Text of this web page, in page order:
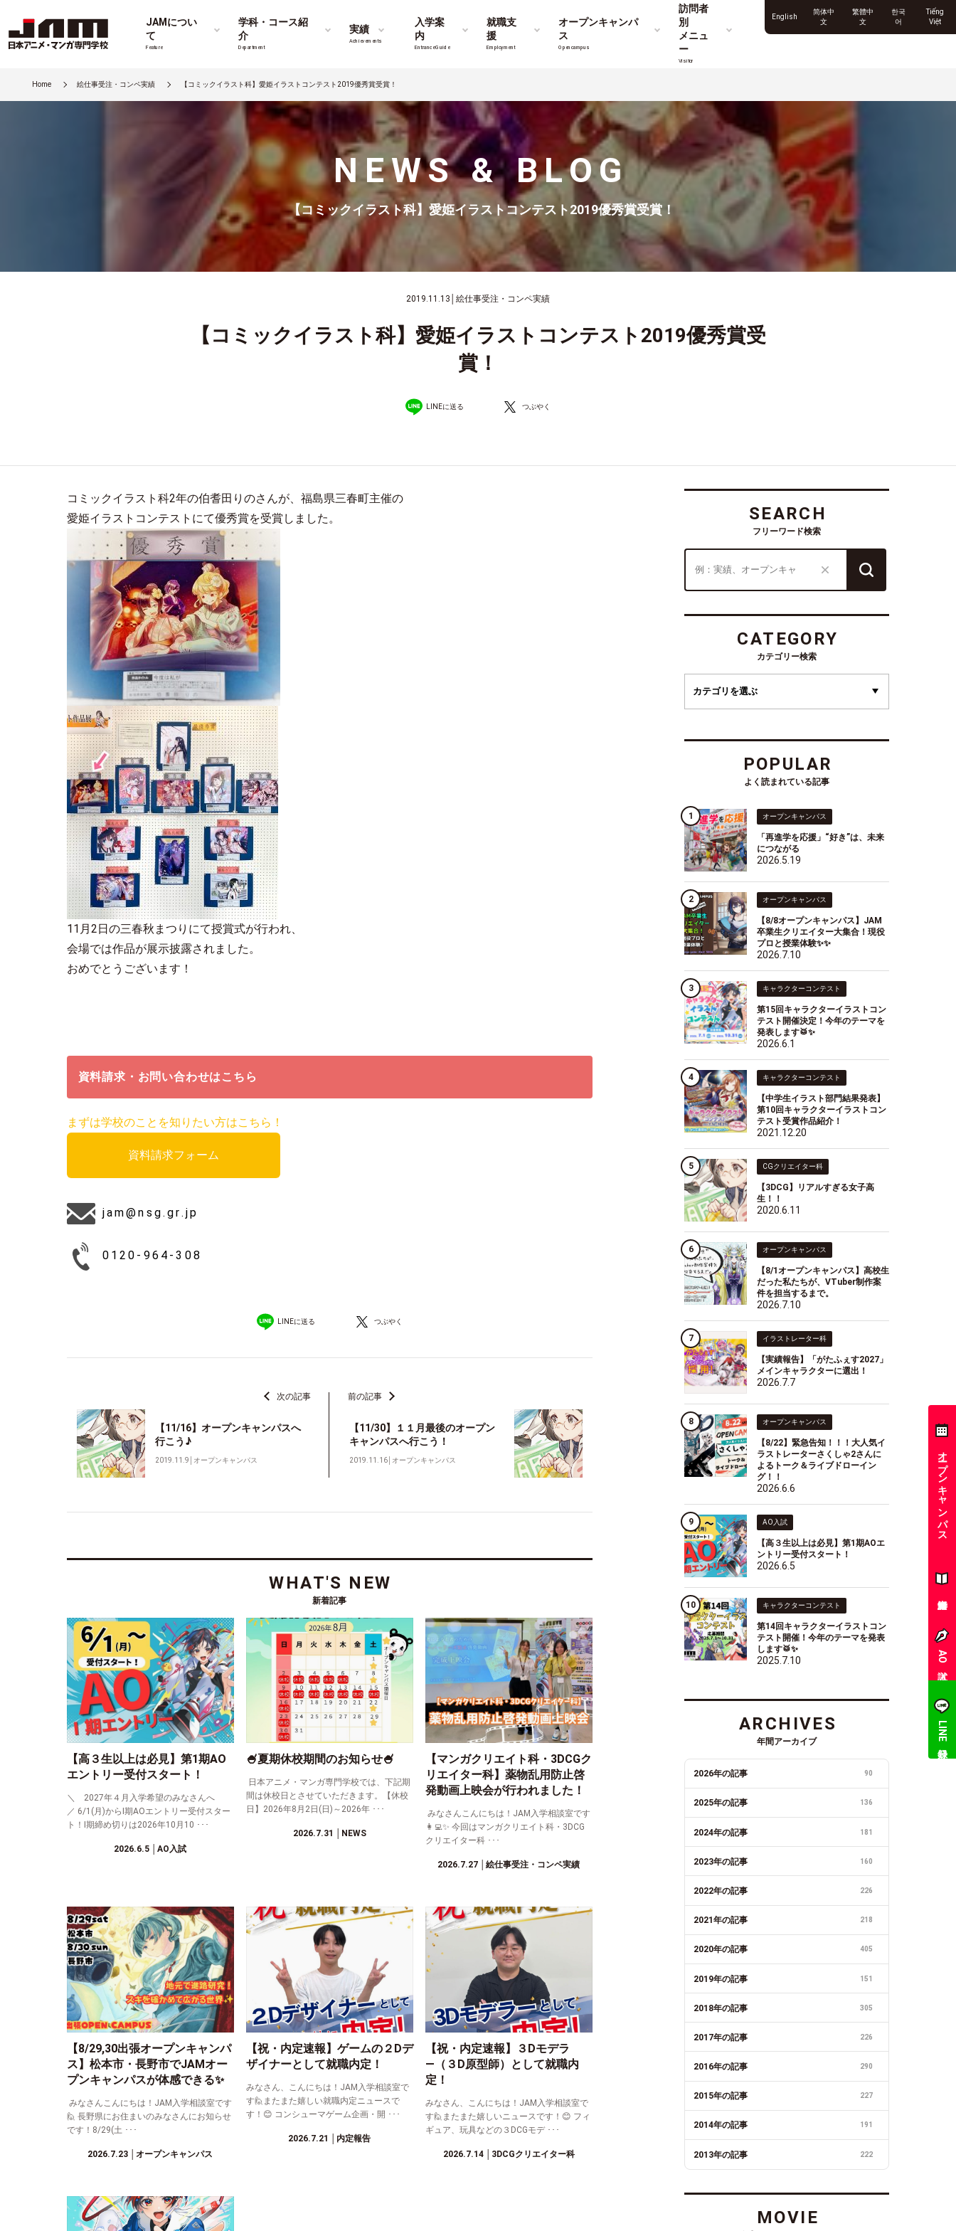
JAMについ
て
Feature
学科・コース紹
介
Department
実績
Achievements
入学案
内
Entrance Guide
就職支
援
Employment
オープンキャンパ
ス
Opencampus
訪問者
別
メニュ
ー
Visitor
English
简体中
文
繁體中
文
한국
어
Tiếng
Việt
Home 絵仕事受注・コンペ実績 【コミックイラスト科】愛姫イラストコンテスト2019優秀賞受賞！
NEWS & BLOG
【コミックイラスト科】愛姫イラストコンテスト2019優秀賞受賞！
2019.11.13 絵仕事受注・コンペ実績
【コミックイラスト科】愛姫イラストコンテスト2019優秀賞受
賞！
LINEに送る つぶやく
コミックイラスト科2年の伯耆田りのさんが、福島県三春町主催の
愛姫イラストコンテストにて優秀賞を受賞しました。
11月2日の三春秋まつりにて授賞式が行われ、
会場では作品が展示披露されました。
おめでとうございます！
資料請求・お問い合わせはこちら
まずは学校のことを知りたい方はこちら！
資料請求フォーム
jam@nsg.gr.jp
0120-964-308
LINEに送る つぶやく
次の記事
【11/16】オープンキャンパスへ
行こう♪
2019.11.9 オープンキャンパス
前の記事
【11/30】１１月最後のオープン
キャンパスへ行こう！
2019.11.16 オープンキャンパス
WHAT'S NEW
新着記事
【高３生以上は必見】第1期AO
エントリー受付スタート！
＼ 2027年４月入学希望のみなさんへ
／ 6/1(月)からⅠ期AOエントリー受付スター
ト！Ⅰ期締め切りは2026年10月10 ･･･
2026.6.5 │AO入試
🍧夏期休校期間のお知らせ🍧
日本アニメ・マンガ専門学校では、下記期
間は休校日とさせていただきます。【休校
日】2026年8月2日(日)～2026年 ･･･
2026.7.31 │NEWS
【マンガクリエイト科・3DCGク
リエイター科】薬物乱用防止啓
発動画上映会が行われました！
みなさんこんにちは！JAM入学相談室です
👩‍💻✨ 今回はマンガクリエイト科・3DCG
クリエイター科 ･･･
2026.7.27 │絵仕事受注・コンペ実績
【8/29,30出張オープンキャンパ
ス】松本市・長野市でJAMオー
プンキャンパスが体感できる✨
みなさんこんにちは！JAM入学相談室です
🙋 長野県にお住まいのみなさんにお知らせ
です！8/29(土 ･･･
2026.7.23 │オープンキャンパス
【祝・内定速報】ゲームの２Dデ
ザイナーとして就職内定！
みなさん、こんにちは！JAM入学相談室で
す🙋またまた嬉しい就職内定ニュースで
す！😊 コンシューマゲーム企画・開 ･･･
2026.7.21 │内定報告
【祝・内定速報】３Dモデラ
―（３D原型師）として就職内
定！
みなさん、こんにちは！JAM入学相談室で
す🙋またまた嬉しいニュースです！😊 フィ
ギュア、玩具などの３DCGモデ ･･･
2026.7.14│3DCGクリエイター科
SEARCH
フリーワード検索
CATEGORY
カテゴリー検索
POPULAR
よく読まれている記事
オープンキャンパス
「再進学を応援」“好き”は、未来
につながる
2026.5.19
オープンキャンパス
【8/8オープンキャンパス】JAM
卒業生クリエイター大集合！現役
プロと授業体験✨✨
2026.7.10
キャラクターコンテスト
第15回キャラクターイラストコン
テスト開催決定！今年のテーマを
発表します🥁✨
2026.6.1
キャラクターコンテスト
【中学生イラスト部門結果発表】
第10回キャラクターイラストコン
テスト受賞作品紹介！
2021.12.20
CGクリエイター科
【3DCG】リアルすぎる女子高
生！！
2020.6.11
オープンキャンパス
【8/1オープンキャンパス】高校生
だった私たちが、VTuber制作案
件を担当するまで。
2026.7.10
イラストレーター科
【実績報告】「がたふぇす2027」
メインキャラクターに選出！
2026.7.7
オープンキャンパス
【8/22】緊急告知！！！大人気イ
ラストレーターさくしゃ2さんに
よるトーク＆ライブドローイン
グ！！
2026.6.6
AO入試
【高３生以上は必見】第1期AOエ
ントリー受付スタート！
2026.6.5
キャラクターコンテスト
第14回キャラクターイラストコン
テスト開催！今年のテーマを発表
します🥁✨
2025.7.10
ARCHIVES
年間アーカイブ
2026年の記事 90
2025年の記事 136
2024年の記事 181
2023年の記事 160
2022年の記事 226
2021年の記事 218
2020年の記事 405
2019年の記事 151
2018年の記事 305
2017年の記事 226
2016年の記事 290
2015年の記事 227
2014年の記事 191
2013年の記事 222
MOVIE
オープンキャンパス
AO入試
LINE登録